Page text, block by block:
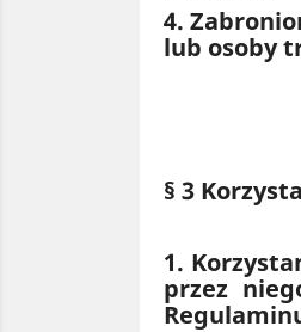
4.
lub osoby
§ 3
1.
przez